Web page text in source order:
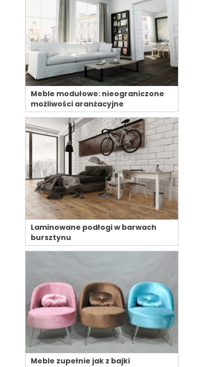
Meble modułowe: nieograniczone
możliwości aranżacyjne
Laminowane podłogi w barwach
bursztynu
Meble zupełnie jak z bajki